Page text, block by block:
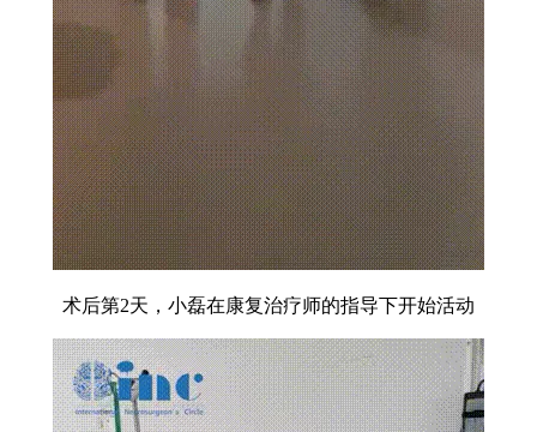
术后第2天，小磊在康复治疗师的指导下开始活动